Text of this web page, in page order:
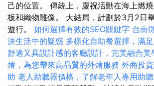
己的位置。 傳統上，慶祝活動在海上燃
板和織物雕像。 大結局，計劃於3月2日
遊行。 如何選擇有效的SEO關鍵字 台南
決生活中的疑惑 多樣化自助餐選擇，滿
舒適又具設計感的客廳設計，完美融合美
燴，為您帶來高品質的外燴服務 外商投
助 老人助聽器價格，了解老年人專用助